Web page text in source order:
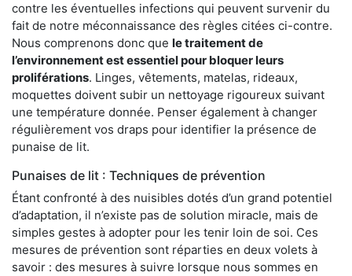
contre les éventuelles infections qui peuvent survenir du
fait de notre méconnaissance des règles citées ci-contre.
Nous comprenons donc que le traitement de
l’environnement est essentiel pour bloquer leurs
proliférations. Linges, vêtements, matelas, rideaux,
moquettes doivent subir un nettoyage rigoureux suivant
une température donnée. Penser également à changer
régulièrement vos draps pour identifier la présence de
punaise de lit.
Punaises de lit : Techniques de prévention
Étant confronté à des nuisibles dotés d’un grand potentiel
d’adaptation, il n’existe pas de solution miracle, mais de
simples gestes à adopter pour les tenir loin de soi. Ces
mesures de prévention sont réparties en deux volets à
savoir : des mesures à suivre lorsque nous sommes en